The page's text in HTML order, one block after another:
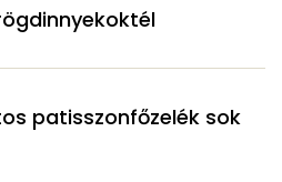
patisszonfőzelék sok